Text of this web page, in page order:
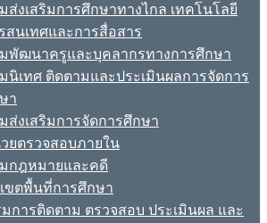
ส่งเสริมการศึกษาทางไกล เทคโนโลยี
สนเทศและการสื่อสาร
พัฒนาครูและบุคลากรทางการศึกษา
นิเทศ ติดตามและประเมินผลการจัดการ
า
ส่งเสริมการจัดการศึกษา
ยตรวจสอบภายใน
กฎหมายและคดี
ขตพื้นที่การศึกษา
การติดตาม ตรวจสอบ ประเมินผล และ